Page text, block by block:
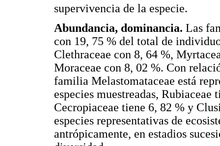
supervivencia de la especie.
Abundancia, dominancia. Las
con 19, 75 % del total de
Clethraceae con 8, 64 %,
Moraceae con 8, 02 %. Con
familia Melastomataceae está
especies muestreadas,
Cecropiaceae tiene 6, 82 % y
especies representativas de
antrópicamente, en estadios